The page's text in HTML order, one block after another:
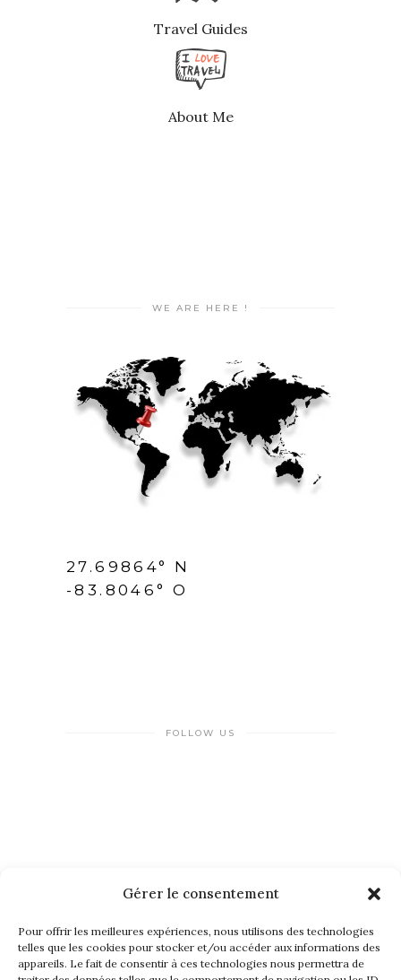
Gérer le consentement
Pour offrir les meilleures expériences, nous utilisons des technologies
telles que les cookies pour stocker et/ou accéder aux informations des
appareils. Le fait de consentir à ces technologies nous permettra de
Travel Guides
About Me
WE ARE HERE !
27.69864° N
-83.8046° O
FOLLOW US